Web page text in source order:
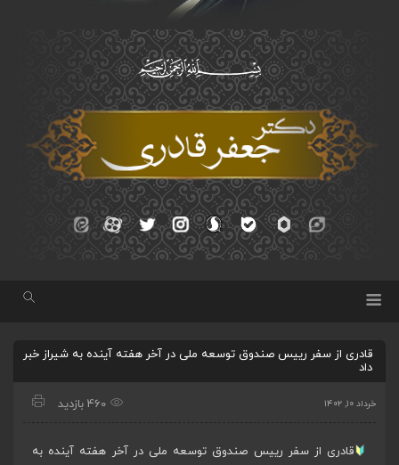
قادری از سفر رییس صندوق توسعه ملی در آخر هفته آینده به شیراز خبر
داد
خرداد ۱۰, ۱۴۰۲ 460 بازدید
قادری از سفر رییس صندوق توسعه ملی در آخر هفته آینده به